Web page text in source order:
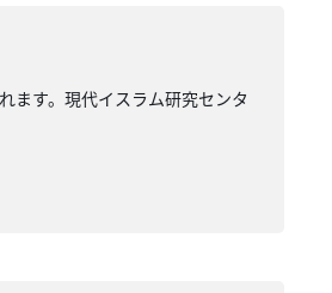
ます。現代イスラム研究センタ